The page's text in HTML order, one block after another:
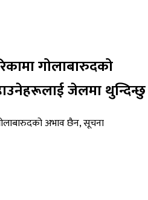
गोलाबारुदको
जेलमा थुन्दिन्छु